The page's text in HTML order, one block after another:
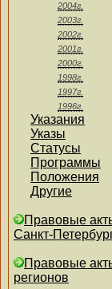
2004г.
2003г.
2002г.
2001г.
2000г.
1998г.
1997г.
1996г.
Указания
Указы
Статусы
Программы
Положения
Другие
Правовые
Санкт-
Правовые
регионов